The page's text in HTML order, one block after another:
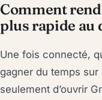
Comment
plus rapide au
Une fois connecté,
gagner du temps sur
seulement d’ouvrir